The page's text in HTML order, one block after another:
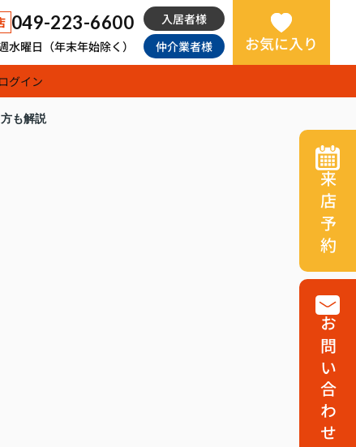
049-223-6600
曜日（年末年始除く）
入居者様
仲介業者様
お気に入り
ログイン
も解説
来店予約
お問い合わせ